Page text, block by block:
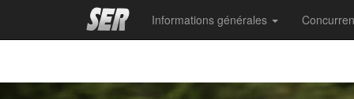
Informations générales